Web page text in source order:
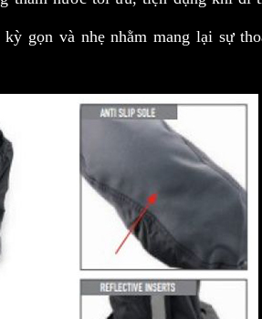
gọn và nhẹ nhằm mang lại sự